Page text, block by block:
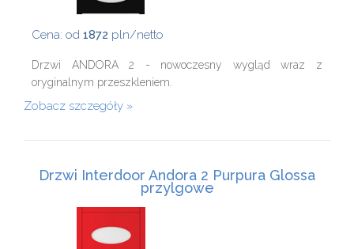
Cena: od 1872 pln/netto
Drzwi ANDORA 2 - nowoczesny wygląd wraz z
oryginalnym przeszkleniem.
Zobacz szczegóły
Drzwi Interdoor Andora 2 Purpura Glossa
przylgowe